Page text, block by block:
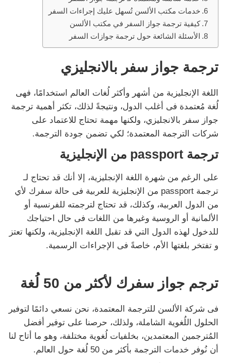
خدمات مكتب الألسن تُسهل عليك إجراءات السفر
كيفية ترجمة جواز السفر في مكتب الألسن
الأسئلة الشائعة حول ترجمة جوازات السفر
ترجمة جواز سفر بالانجليزي
اللغة الإنجليزية من أشهر وأكثر لُغات العالم استخدامًا، فهى
لُغة مُعتمدة فى أغلب الدول، ونتيجةً لذلك، تكثر أهمية ترجمة
جواز سفر بالانجليزي، ولكنها مهمة تحتاج للاعتماد على
شركات الترجمة المعتمدة؛ لكي تضمن جودة الترجمة.
ترجمة passport من الإنجليزية
على الرغم من شهرة اللغة الإنجليزية، إلا أنك قد تحتاج لـ
ترجمة passport من الإنجليزية للعربية فى حالة سفرك لأي
من الدول العربية، وكذلك، قد تحتاج لترجمته للفرنسية أو
الألمانية أو الروسية وغيرها من اللغات فى حال احتياجك
للدخول لهذه الدول التي قد تقبل اللغة الإنجليزية، ولكنها تعتز
و تفتخر بلغتها الأم، خاصةً فى الإجراءات الرسمية.
ترجم جواز سفرك لأكثر من 50 لُغة
فى شركة الألسن للترجمة المعتمدة، نحن نسعي دائمًا لتوفير
الحلول اللُغوية الشاملة، ولذلك، حرصنا على توفير أفضل
المُترجمين المعتمدين، بخلفيات لُغوية مختلفة، وهو ما أتاح لنا
أن نُوفر خدمات الترجمة بأكثر من 50 لُغة حول العالم.